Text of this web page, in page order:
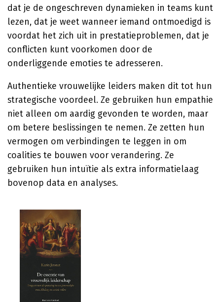
dat je de ongeschreven dynamieken in teams kunt
lezen, dat je weet wanneer iemand ontmoedigd is
voordat het zich uit in prestatieproblemen, dat je
conflicten kunt voorkomen door de
onderliggende emoties te adresseren.
Authentieke vrouwelijke leiders maken dit tot hun
strategische voordeel. Ze gebruiken hun empathie
niet alleen om aardig gevonden te worden, maar
om betere beslissingen te nemen. Ze zetten hun
vermogen om verbindingen te leggen in om
coalities te bouwen voor verandering. Ze
gebruiken hun intuïtie als extra informatielaag
bovenop data en analyses.